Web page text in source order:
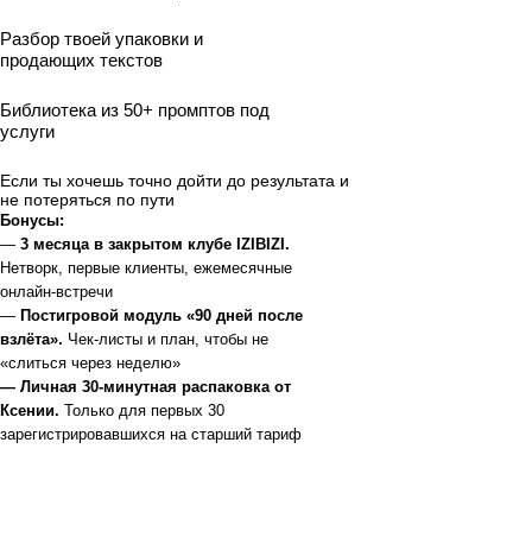
Разбор твоей упаковки и
продающих текстов
Библиотека из 50+ промптов под
услуги
Если ты хочешь точно дойти до результата и
не потеряться по пути
Бонусы:
— 3 месяца в закрытом клубе IZIBIZI.
Нетворк, первые клиенты, ежемесячные
онлайн-встречи
— Постигровой модуль «90 дней после
взлёта». Чек-листы и план, чтобы не
«слиться через неделю»
— Личная 30-минутная распаковка от
Ксении. Только для первых 30
зарегистрировавшихся на старший тариф